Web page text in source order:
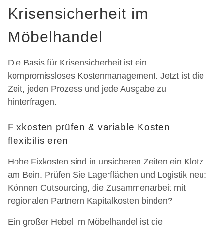
Krisensicherheit im
Möbelhandel
Die Basis für Krisensicherheit ist ein
kompromissloses Kostenmanagement. Jetzt ist die
Zeit, jeden Prozess und jede Ausgabe zu
hinterfragen.
Fixkosten prüfen & variable Kosten
flexibilisieren
Hohe Fixkosten sind in unsicheren Zeiten ein Klotz
am Bein. Prüfen Sie Lagerflächen und Logistik neu:
Können Outsourcing, die Zusammenarbeit mit
regionalen Partnern Kapitalkosten binden?
Ein großer Hebel im Möbelhandel ist die